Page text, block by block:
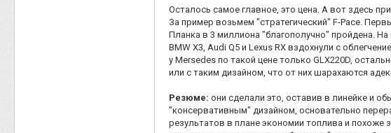
Осталось самое главное, это цена. А вот здесь
За пример возьмем "стратегический" F-Pace.
Планка в 3 миллиона "благополучно" пройдена. На
BMW X3, Аudi Q5 и Lexus RX вздохнули с
у Mersedes по такой цене только GLX220D,
или с таким дизайном, что от них шарахаются
Резюме: они сделали это, оставив в линейке и
"консервативным" дизайном, основательно
результатов в плане экономии топлива и похоже